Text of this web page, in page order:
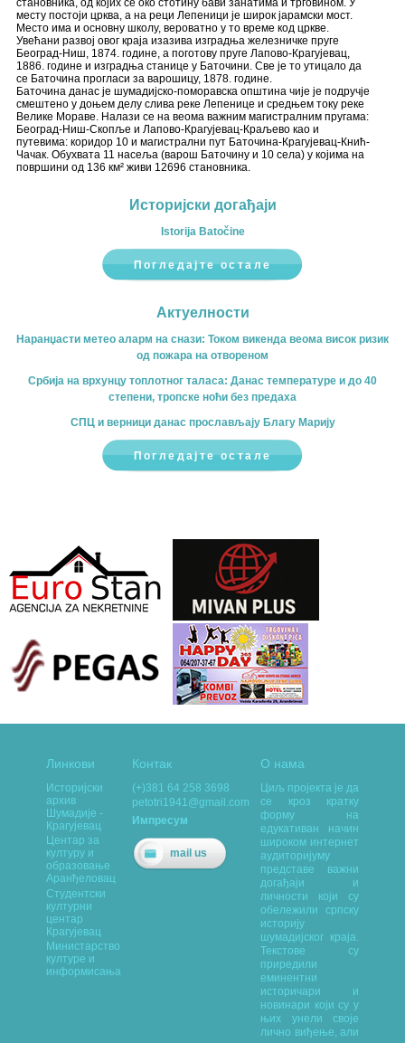
месту постоји црква, а на реци Лепеници је широк јарамски мост.
Место има и основну школу, вероватно у то време код цркве.
Увећани развој овог краја изазива изградња железничке пруге
Београд-Ниш, 1874. године, а поготову пруге Лапово-Крагујевац,
1886. године и изградња станице у Баточини. Све је то утицало да
се Баточина прогласи за варошицу, 1878. године.
Баточина данас је шумадијско-поморавска општина чије је подручје
смештено у доњем делу слива реке Лепенице и средњем току реке
Велике Мораве. Налази се на веома важним магистралним пругама:
Београд-Ниш-Скопље и Лапово-Крагујевац-Краљево као и
путевима: коридор 10 и магистрални пут Баточина-Крагујевац-Кнић-
Чачак. Обухвата 11 насеља (варош Баточину и 10 села) у којима на
површини од 136 км² живи 12696 становника.
Историјски догађаји
Istorija Batočine
Погледајте остале
Актуелности
Наранџасти метео аларм на снази: Током викенда веома висок ризик
од пожара на отвореном
Србија на врхунцу топлотног таласа: Данас температуре и до 40
степени, тропске ноћи без предаха
СПЦ и верници данас прослављају Благу Марију
Погледајте остале
Линкови
Историјски
архив
Шумадије -
Крагујевац
Центар за
културу и
образовање
Аранђеловац
Студентски
културни
центар
Крагујевац
Министарство
културе и
информисања
Контак
(+)381 64 258 3698
petotri1941@gmail.com
Импресум
mail us
О нама
Циљ пројекта је да
се кроз кратку
форму на
едукативан начин
широком интернет
аудиторијуму
представе важни
догађаји и
личности који су
обележили српску
историју
шумадијског краја.
Текстове су
приредили
еминентни
историчари и
новинари који су у
њих унели своје
лично виђење, али